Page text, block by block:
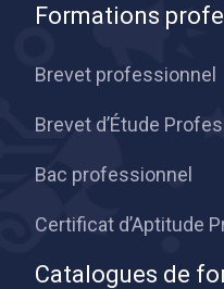
Formations
Brevet professionnel
Brevet d’Étude
Bac professionnel
Certificat d’Aptitude
Catalogues de